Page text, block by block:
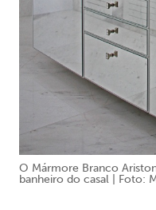
O Mármore Branco
banheiro do casal | Foto: